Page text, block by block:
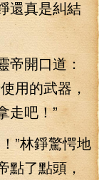
還真是糾結
開口道：
用的武器，
走吧！”
林錚驚愕地
點了點頭，